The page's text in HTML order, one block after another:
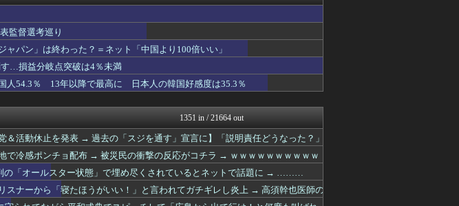
監督選考巡り
パン」は終わった？＝ネット「中国より100倍いい」
…損益分岐点突破は4％未満
人54.3％ 13年以降で最高に 日本人の韓国好感度は35.3％
1351 in / 21664 out
＆活動休止を発表 → 過去の「スジを通す」宣言に】「説明責任どうなった？」
で冷感ポンチョ配布 → 被災民の衝撃の反応がコチラ → ｗｗｗｗｗｗｗｗｗｗ
の「オールスター状態」で埋め尽くされているとネットで話題に → ………
スナーから「寝たほうがいい！」と言われてガチギレし炎上 → 高須幹也医師の